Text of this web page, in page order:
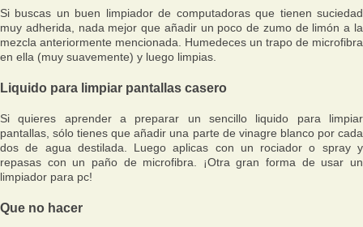
Si buscas un buen limpiador de computadoras que tienen suciedad
muy adherida, nada mejor que añadir un poco de zumo de limón a la
mezcla anteriormente mencionada. Humedeces un trapo de microfibra
en ella (muy suavemente) y luego limpias.
Liquido para limpiar pantallas casero
Si quieres aprender a preparar un sencillo liquido para limpiar
pantallas, sólo tienes que añadir una parte de vinagre blanco por cada
dos de agua destilada. Luego aplicas con un rociador o spray y
repasas con un paño de microfibra. ¡Otra gran forma de usar un
limpiador para pc!
Que no hacer